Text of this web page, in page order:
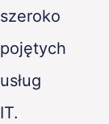
szeroko
pojętych
usług
IT.